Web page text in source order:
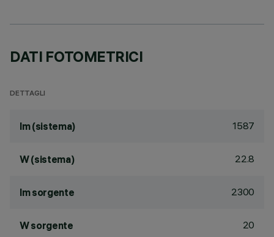
DATI FOTOMETRICI
DETTAGLI
lm (sistema) 1587
W (sistema) 22.8
lm sorgente 2300
W sorgente 20